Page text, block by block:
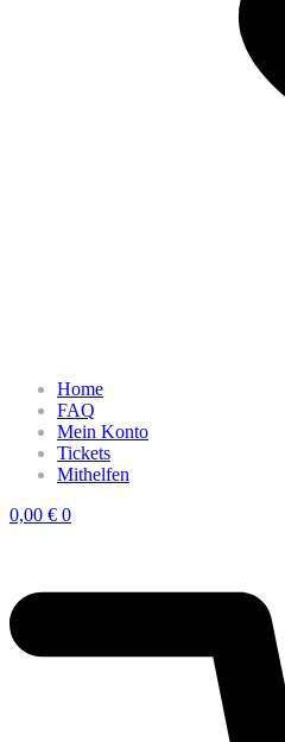
Home
FAQ
Mein Konto
Tickets
Mithelfen
0,00 € 0